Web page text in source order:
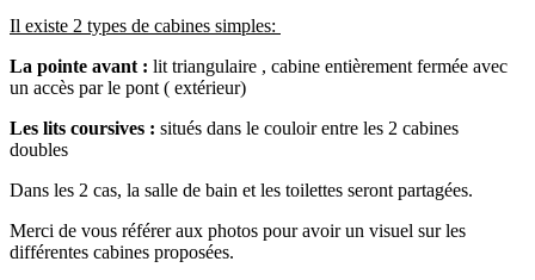
Il existe 2 types de cabines simples:
La pointe avant : lit triangulaire , cabine entièrement fermée avec
un accès par le pont ( extérieur)
Les lits coursives : situés dans le couloir entre les 2 cabines
doubles
Dans les 2 cas, la salle de bain et les toilettes seront partagées.
Merci de vous référer aux photos pour avoir un visuel sur les
différentes cabines proposées.